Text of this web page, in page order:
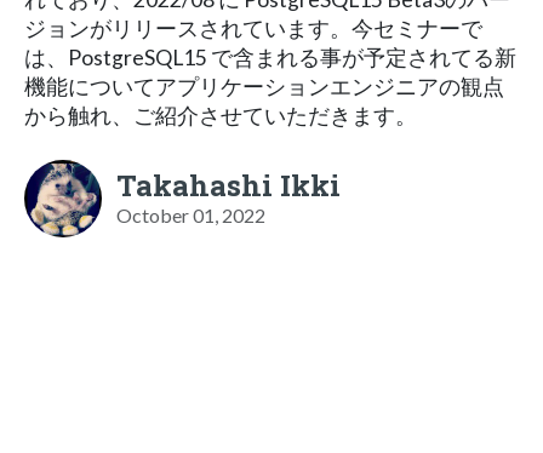
ジョンがリリースされています。今セミナーで
は、PostgreSQL15 で含まれる事が予定されてる新
機能についてアプリケーションエンジニアの観点
から触れ、ご紹介させていただきます。
Takahashi Ikki
October 01, 2022